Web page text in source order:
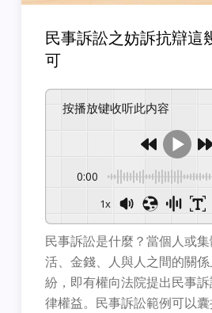
民事訴訟之妨訴抗辯這
可
按播放键收听此内容
0:00
1x
民事訴訟是什麼？當個人或
活、金錢、人與人之間的關
紛，即有權向法院提出民事
律權益。民事訴訟範例可以